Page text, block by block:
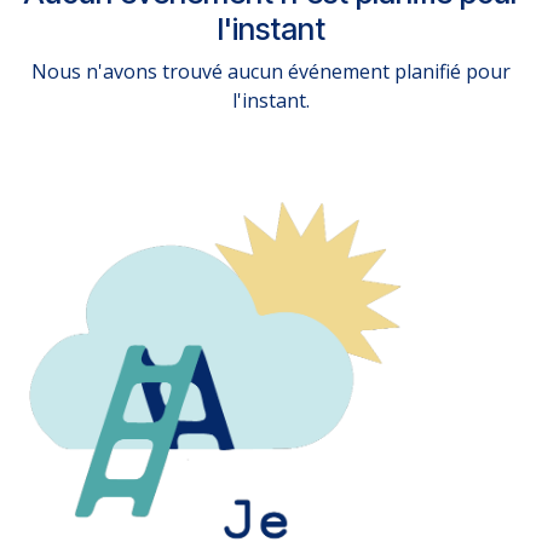
l'instant
Nous n'avons trouvé aucun événement planifié pour
l'instant.